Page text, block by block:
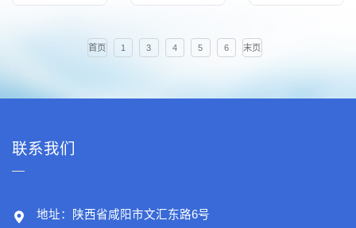
首页 1 3 4 5 6 末页
联系我们
地址：陕西省咸阳市文汇东路6号